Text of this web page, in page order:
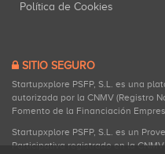
Política de Cookies
SITIO SEGURO
Startupxplore PSFP, S.L. es una
autorizada por la CNMV (Registro
Fomento de la Financiación
Startupxplore PSFP, S.L. es un
Participativa registrado en la